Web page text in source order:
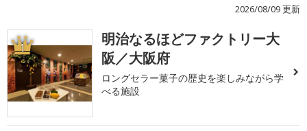
2026/08/09 更新
1
明治なるほどファクトリー大
阪／大阪府
ロングセラー菓子の歴史を楽しみながら学
べる施設